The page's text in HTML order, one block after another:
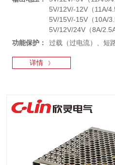
5V/12V/-12V（11A/
5V/15V/-15V（10A/
5V/12V/24V（8A/
功能保护：
过载（过电流）、短
详情 》